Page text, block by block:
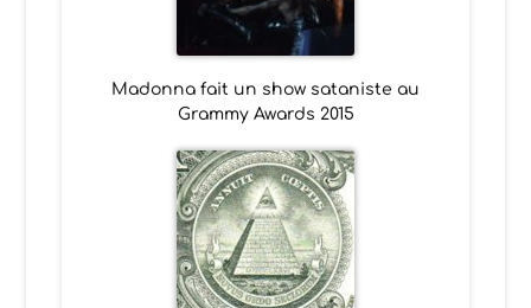
Madonna fait un show sataniste au
Grammy Awards 2015